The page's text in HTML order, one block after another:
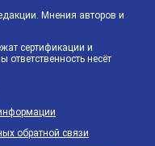
Мнения авторов и
сертификации и
несёт
обратной связи